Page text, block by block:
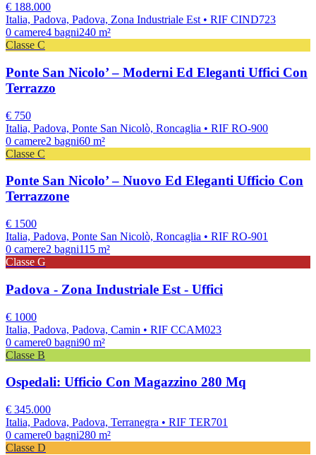
€ 188.000
Italia, Padova, Padova, Zona Industriale Est • RIF CIND723
0 camere4 bagni240 m²
Classe C
Ponte San Nicolo’ – Moderni Ed Eleganti Uffici Con
Terrazzo
€ 750
Italia, Padova, Ponte San Nicolò, Roncaglia • RIF RO-900
0 camere2 bagni60 m²
Classe C
Ponte San Nicolo’ – Nuovo Ed Eleganti Ufficio Con
Terrazzone
€ 1500
Italia, Padova, Ponte San Nicolò, Roncaglia • RIF RO-901
0 camere2 bagni115 m²
Classe G
Padova - Zona Industriale Est - Uffici
€ 1000
Italia, Padova, Padova, Camin • RIF CCAM023
0 camere0 bagni90 m²
Classe B
Ospedali: Ufficio Con Magazzino 280 Mq
€ 345.000
Italia, Padova, Padova, Terranegra • RIF TER701
0 camere0 bagni280 m²
Classe D